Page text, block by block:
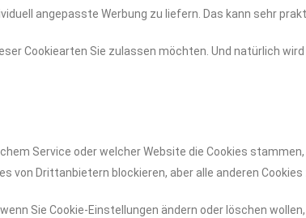
angepasste Werbung zu liefern. Das kann sehr
Cookiearten Sie zulassen möchten. Und natürlich
Service oder welcher Website die Cookies
von Drittanbietern blockieren, aber alle anderen Cookies
Sie Cookie-Einstellungen ändern oder löschen